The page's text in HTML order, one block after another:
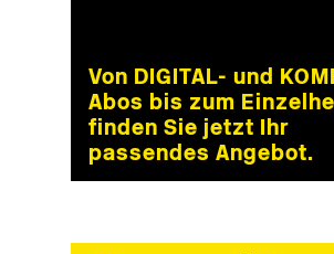
Von DIGITAL- und
Abos bis zum
finden Sie jetzt Ihr
passendes Angebot.